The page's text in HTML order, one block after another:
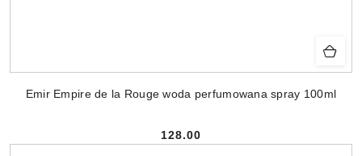
Emir Empire de la Rouge woda perfumowana spray 100ml
Cena:
128.00